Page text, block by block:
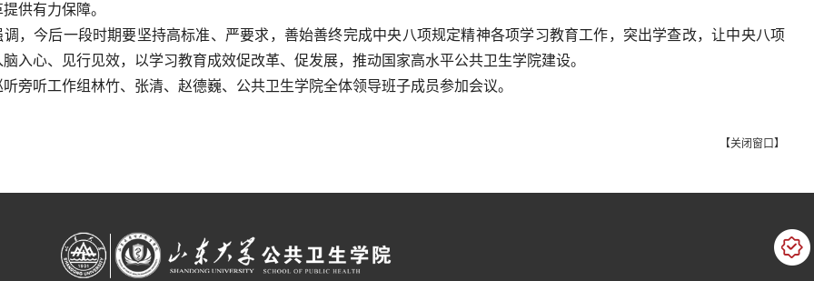
供有力保障。
调，今后一段时期要坚持高标准、严要求，善始善终完成中央八项规定精神各项学习教育工作，突出学查改，让中央八项
入心、见行见效，以学习教育成效促改革、促发展，推动国家高水平公共卫生学院建设。
听旁听工作组林竹、张清、赵德巍、公共卫生学院全体领导班子成员参加会议。
【关闭窗口】